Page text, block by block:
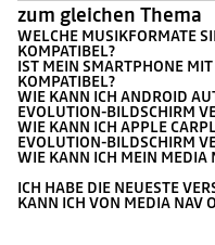
zum gleichen Thema
WELCHE MUSIKFORMATE
KOMPATIBEL?
IST MEIN SMARTPHONE
KOMPATIBEL?
WIE KANN ICH ANDROID
EVOLUTION-BILDSCHIRM
WIE KANN ICH APPLE
EVOLUTION-BILDSCHIRM
WIE KANN ICH MEIN MEDIA
ICH HABE DIE NEUESTE
KANN ICH VON MEDIA NAV